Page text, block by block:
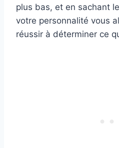
plus bas, et en sachant
votre personnalité vous
réussir à déterminer ce